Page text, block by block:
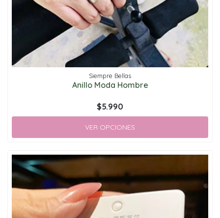
Siempre Bellas
Anillo Moda Hombre
$5.990
VER OPCIONES